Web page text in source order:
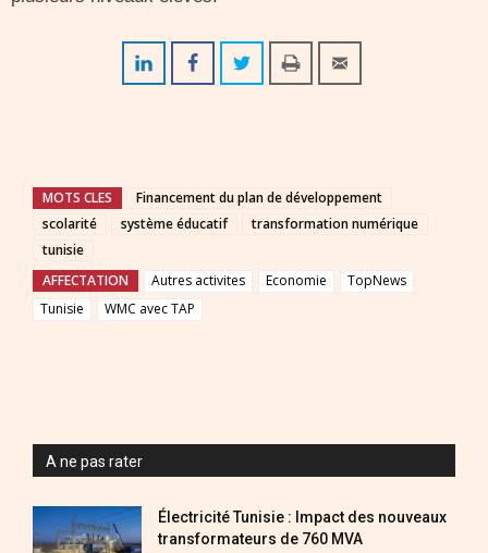
MOTS CLES
Financement du plan de développement
scolarité
système éducatif
transformation numérique
tunisie
AFFECTATION
Autres activites Economie
TopNews
Tunisie
WMC avec TAP
A ne pas rater
Électricité Tunisie : Impact des nouveaux
transformateurs de 760 MVA